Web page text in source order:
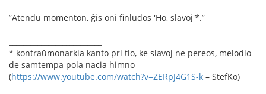
”Atendu momenton, ĝis oni ﬁnludos 'Ho, slavoj'*.”
* kontraŭmonarkia kanto pri tio, ke slavoj ne pereos, melodio
de samtempa pola nacia himno
(https://www.youtube.com/watch?v=ZERpJ4G1S-k – StefKo)